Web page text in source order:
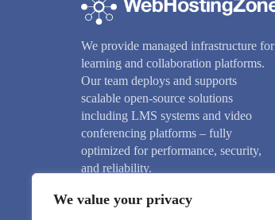
We value your privacy
We provide managed infrastructure for
learning and collaboration platforms.
Our team deploys and supports
scalable open-source solutions
including LMS systems and video
conferencing platforms – fully
optimized for performance, security,
and reliability.